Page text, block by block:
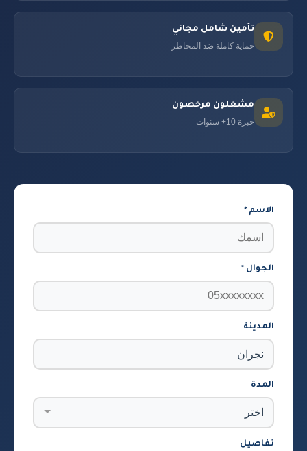
تأمين شامل مجاني
حماية كاملة ضد المخاطر
مشغلون مرخصون
خبرة 10+ سنوات
الاسم *
الجوال *
المدينة
المدة
تفاصيل